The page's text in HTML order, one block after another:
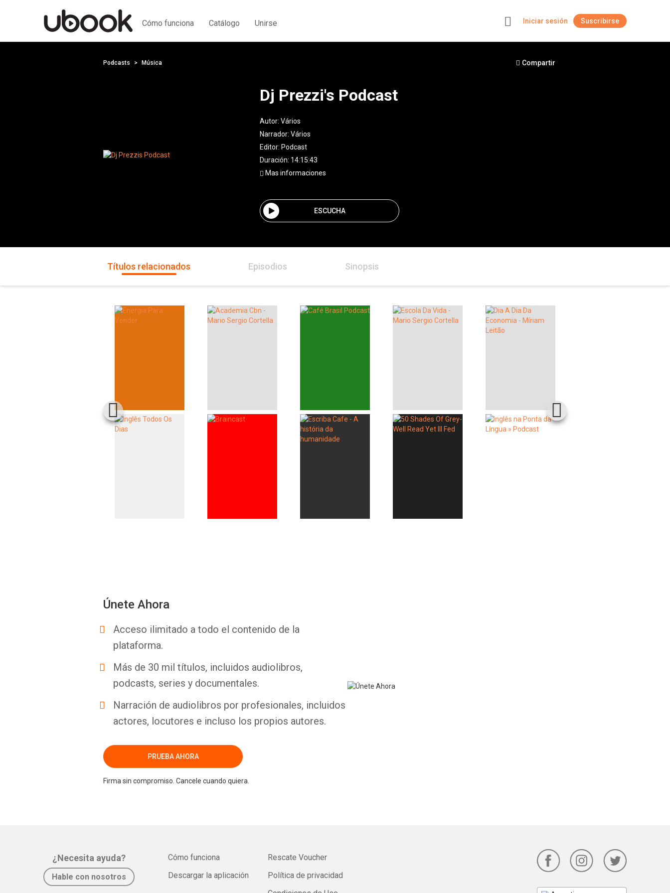
Cómo funciona Catálogo Unirse Iniciar sesión Suscribirse
Podcasts Música Compartir
Dj Prezzi's Podcast
Autor: Vários
Narrador: Vários
Editor: Podcast
Duración: 14:15:43
Mas informaciones
ESCUCHA
Títulos relacionados Episodios Sinopsis
Únete Ahora
Acceso ilimitado a todo el contenido de la
plataforma.
Más de 30 mil títulos, incluidos audiolibros,
podcasts, series y documentales.
Narración de audiolibros por profesionales, incluidos
actores, locutores e incluso los propios autores.
PRUEBA AHORA
Firma sin compromiso. Cancele cuando quiera.
¿Necesita ayuda?
Hable con nosotros
Cómo funciona
Descargar la aplicación
Rescate Voucher
Política de privacidad